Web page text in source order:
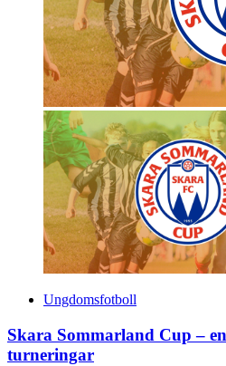
Ungdomsfotboll
Skara Sommarland Cup –
turneringar